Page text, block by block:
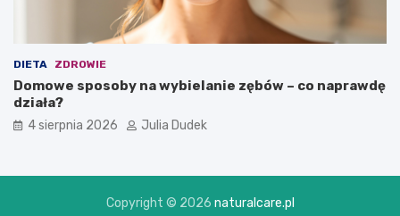
DIETA ZDROWIE
Domowe sposoby na wybielanie zębów – co naprawdę
działa?
4 sierpnia 2026 Julia Dudek
Copyright © 2026 naturalcare.pl